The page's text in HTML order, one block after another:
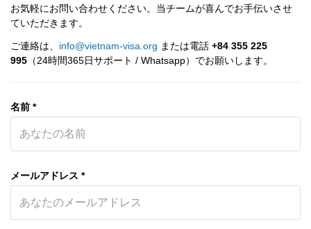
お気軽にお問い合わせください。当チームが喜んでお手伝いさせ
ていただきます。
ご連絡は、 info@vietnam-visa.org または電話 +84 355 225
995 （24時間365日サポート / Whatsapp）でお願いします。
名前 *
メールアドレス *